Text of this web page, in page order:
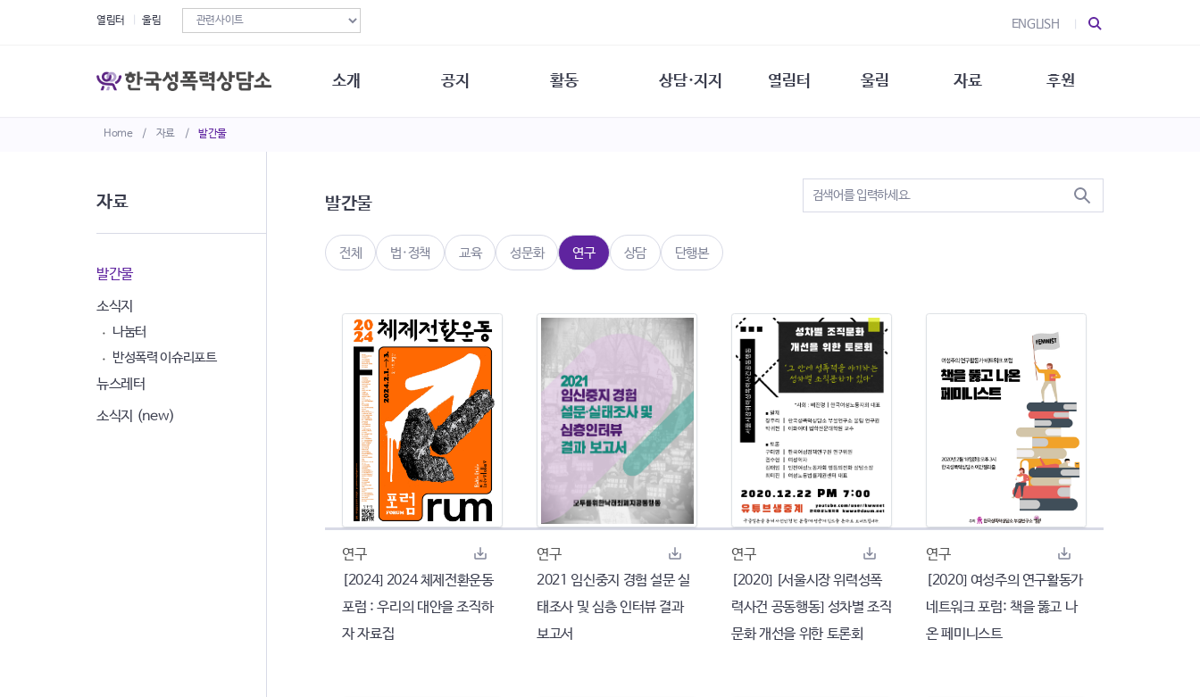
Home / 자료 / 발간물
열림터 울림 ENGLISH
소개
오시는길
정관·규정·약속
비전선언문
공지 활동
생존자 역량강화
여성·인권·국제연대
상담·지지
함께 고민하기
상담 통계
열림터 울림 자료
뉴스레터
후원
자료
발간물
소식지
나눔터
반성폭력 이슈리포트
뉴스레터
소식지 (new)
발간물
전체 법·정책 교육 성문화 연구 상담 단행본
연구
[2024] 2024 체제전환운동
포럼 : 우리의 대안을 조직하
자 자료집
연구
2021 임신중지 경험 설문 실
태조사 및 심층 인터뷰 결과
보고서
연구
[2020] [서울시장 위력성폭
력사건 공동행동] 성차별 조직
문화 개선을 위한 토론회
연구
[2020] 여성주의 연구활동가
네트워크 포럼: 책을 뚫고 나
온 페미니스트